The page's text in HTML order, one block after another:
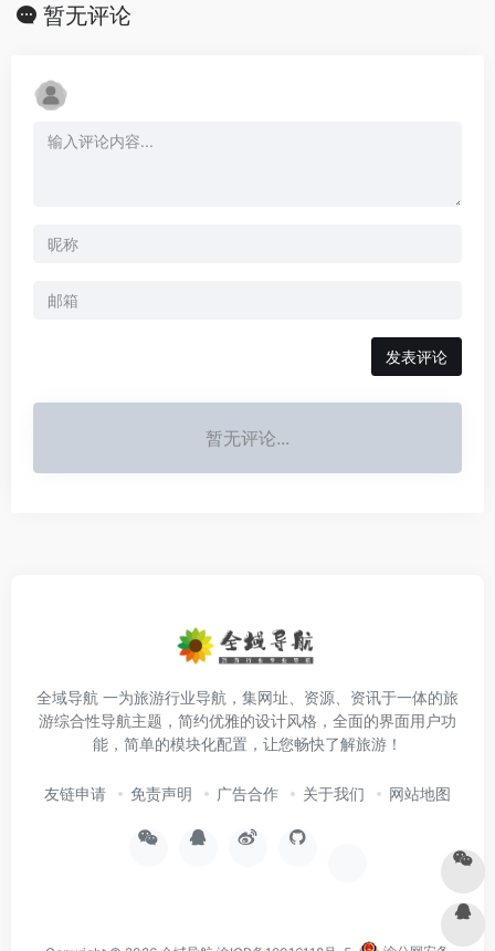
暂无评论
发表评论
暂无评论...
全域导航 一为旅游行业导航，集网址、资源、资讯于一体的旅
游综合性导航主题，简约优雅的设计风格，全面的界面用户功
能，简单的模块化配置，让您畅快了解旅游！
友链申请 免责声明 广告合作 关于我们 网站地图